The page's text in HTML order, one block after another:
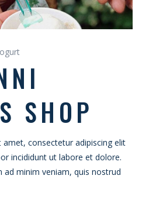
SHOP
consectetur adipiscing elit
incididunt ut labore et dolore.
ad minim veniam, quis nostrud